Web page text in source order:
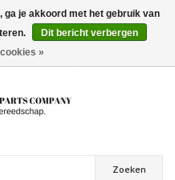
Zoeken
ga je akkoord met het gebruik van
Dit bericht verbergen
»